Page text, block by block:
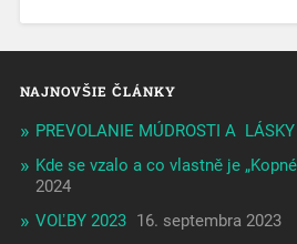
NAJNOVŠIE ČLÁNKY
PREVOLANIE MÚDROSTI A LÁSKY
Kde se vzalo a co vlastně je
2024
VOĽBY 2023 16. septembra 2023